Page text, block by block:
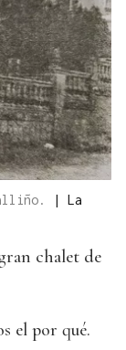
| La
chalet de
el por qué.